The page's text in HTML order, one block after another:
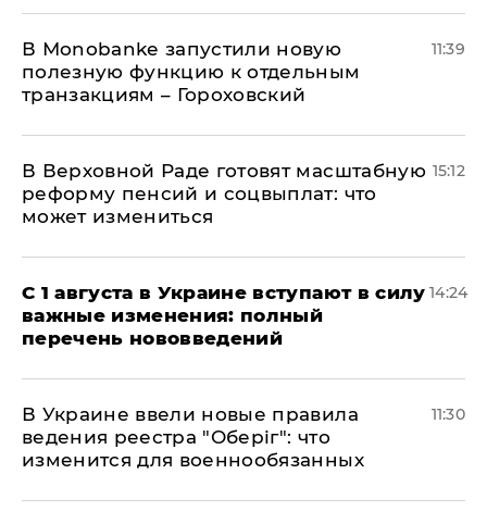
В Мonobankе запустили новую
полезную функцию к отдельным
транзакциям – Гороховский
11:39
В Верховной Раде готовят масштабную
реформу пенсий и соцвыплат: что
может измениться
15:12
С 1 августа в Украине вступают в силу
важные изменения: полный
перечень нововведений
14:24
В Украине ввели новые правила
ведения реестра "Оберіг": что
изменится для военнообязанных
11:30